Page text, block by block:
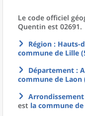
Le code officiel
Quentin est 02691.
Région : Hauts-
commune de Lille
Département :
commune de Laon
Arrondissement
est la commune de